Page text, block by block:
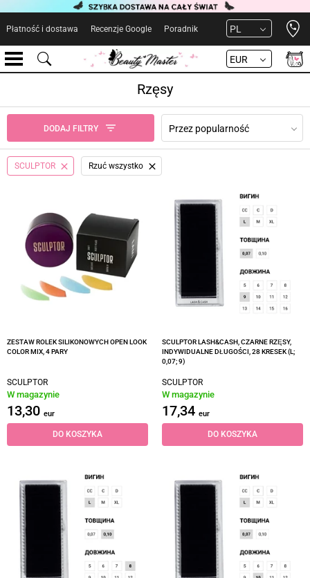
Płatność i dostawa Recenzje Google Poradnik PL
EUR
Rzęsy
DODAJ FILTRY Przez popularność
SCULPTOR Rzuć wszystko
ZESTAW ROLEK SILIKONOWYCH OPEN LOOK
COLOR MIX, 4 PARY
SCULPTOR
W magazynie
13,30 eur
DO KOSZYKA
SCULPTOR LASH&CASH, CZARNE RZĘSY,
INDYWIDUALNE DŁUGOŚCI, 28 KRESEK (L;
0,07; 9)
SCULPTOR
W magazynie
17,34 eur
DO KOSZYKA